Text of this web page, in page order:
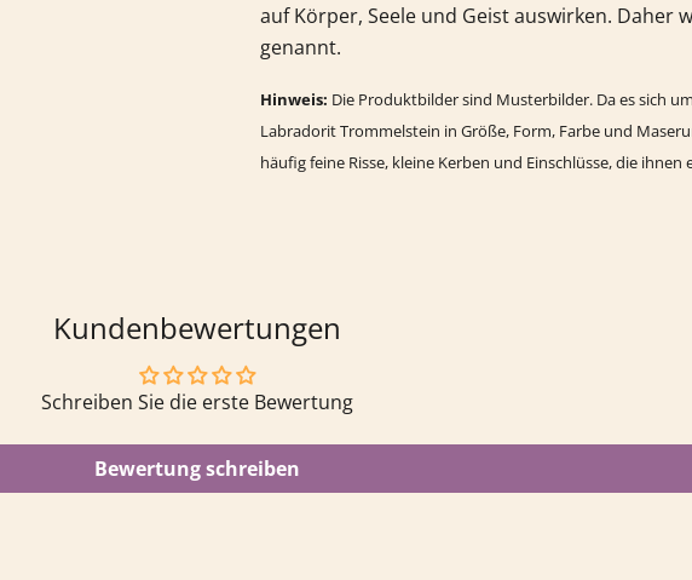
auf Körper, Seele und Geist auswirken. Daher
genannt.
Hinweis: Die Produktbilder sind Musterbilder. Da es sich
LabradoritTrommelstein in Größe, Form, Farbe und
häufig feine Risse, kleine Kerben und Einschlüsse, die
Kundenbewertungen
Schreiben Sie die erste Bewertung
Bewertung schreiben